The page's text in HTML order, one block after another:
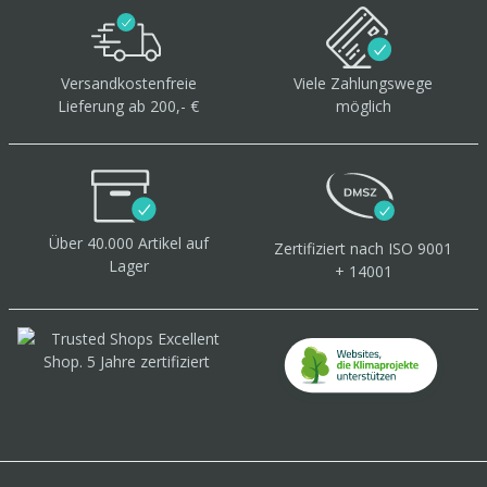
Versandkostenfreie
Lieferung ab 200,- €
Viele Zahlungswege
möglich
Über 40.000 Artikel auf
Lager
Zertifiziert nach ISO 9001
+ 14001